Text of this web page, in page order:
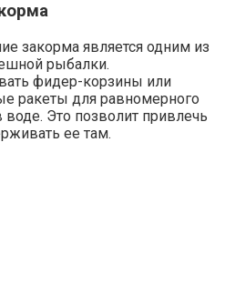
закорма является одним из
рыбалки.
фидер-корзины или
ракеты для равномерного
Это позволит привлечь
ее там.